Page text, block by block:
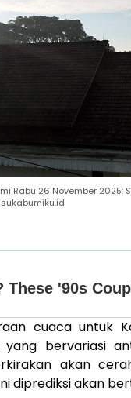
Rabu 26 November 2025:
cuaca untuk
yang bervariasi
akan
diprediksi akan